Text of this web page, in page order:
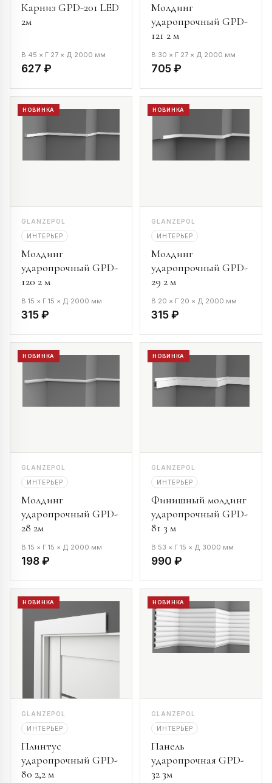
Карниз GPD-201 LED
2м
В 45 × Г 27 × Д 2000 мм
627 ₽
Молдинг
ударопрочный GPD-
121 2 м
В 30 × Г 27 × Д 2000 мм
705 ₽
НОВИНКА
GLANZEPOL
ИНТЕРЬЕР
Молдинг
ударопрочный GPD-
120 2 м
В 15 × Г 15 × Д 2000 мм
315 ₽
НОВИНКА
GLANZEPOL
ИНТЕРЬЕР
Молдинг
ударопрочный GPD-
29 2 м
В 20 × Г 20 × Д 2000 мм
315 ₽
НОВИНКА
GLANZEPOL
ИНТЕРЬЕР
Молдинг
ударопрочный GPD-
28 2м
В 15 × Г 15 × Д 2000 мм
198 ₽
НОВИНКА
GLANZEPOL
ИНТЕРЬЕР
Финишный молдинг
ударопрочный GPD-
81 3 м
В 53 × Г 15 × Д 3000 мм
990 ₽
НОВИНКА
GLANZEPOL
ИНТЕРЬЕР
Плинтус
ударопрочный GPD-
80 2,2 м
НОВИНКА
GLANZEPOL
ИНТЕРЬЕР
Панель
ударопрочная GPD-
32 3м